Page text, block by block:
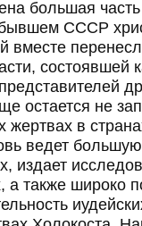
большая
СССР
вместе
состоявшей
остается не
жертвах в
ведет
издает
также широко